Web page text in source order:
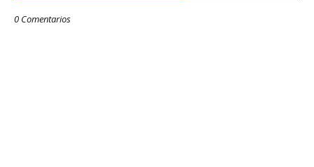
0 Comentarios